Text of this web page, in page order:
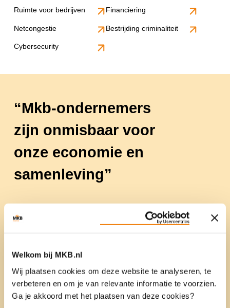
Welkom bij MKB.nl
Wij plaatsen cookies om deze website te analyseren, te
verbeteren en om je van relevante informatie te voorzien.
Ga je akkoord met het plaatsen van deze cookies?
Ruimte voor bedrijven Financiering
Netcongestie Bestrijding criminaliteit
Cybersecurity
Mkb-ondernemers
zijn onmisbaar voor
onze economie en
samenleving
Onze voorzitter
Onze standpunten
Brieven
Projecten